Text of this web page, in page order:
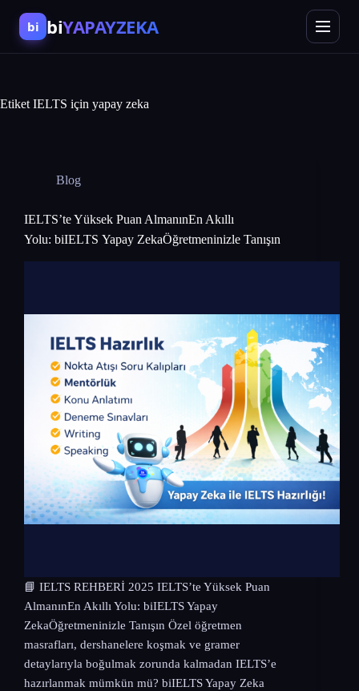
bi biYAPAYZEKA
Etiket IELTS için yapay zeka
Blog
IELTS’te Yüksek Puan AlmanınEn Akıllı
Yolu: biIELTS Yapay ZekaÖğretmeninizle Tanışın
📘 IELTS REHBERİ 2025 IELTS’te Yüksek Puan
AlmanınEn Akıllı Yolu: biIELTS Yapay
ZekaÖğretmeninizle Tanışın Özel öğretmen
masrafları, dershanelere koşmak ve gramer
detaylarıyla boğulmak zorunda kalmadan IELTS’e
hazırlanmak mümkün mü? biIELTS Yapay Zeka